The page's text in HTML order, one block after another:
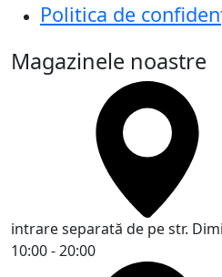
Politica de
Magazinele noastre
intrare separată de pe str.
10:00 - 20:00